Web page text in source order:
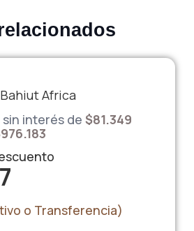
Bahiut Africa
sin interés de $81.349
976.183
o Transferencia)